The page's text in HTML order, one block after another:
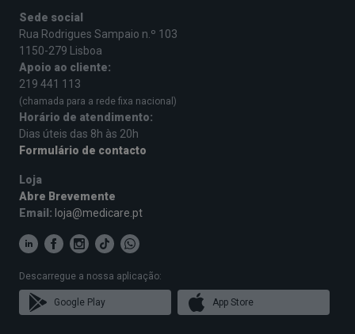
Sede social
Rua Rodrigues Sampaio n.º 103
1150-279 Lisboa
Apoio ao cliente:
219 441 113
(chamada para a rede fixa nacional)
Horário de atendimento:
Dias úteis das 8h às 20h
Formulário de contacto
Loja
Abre Brevemente
Email: loja@medicare.pt
Descarregue a nossa aplicação:
Google Play App Store